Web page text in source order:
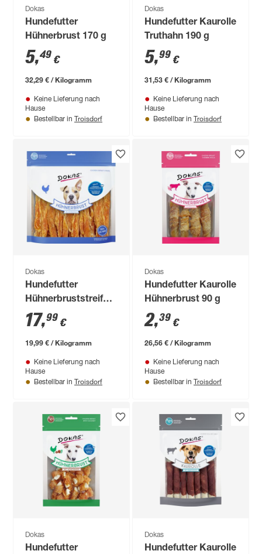
Dokas
Hundefutter
Hühnerbrust 170 g
5,49 €
32,29 € / Kilogramm
Keine Lieferung nach
Hause
Bestellbar in Troisdorf
Dokas
Hundefutter Kaurolle
Truthahn 190 g
5,99 €
31,53 € / Kilogramm
Keine Lieferung nach
Hause
Bestellbar in Troisdorf
Dokas
Hundefutter
Hühnerbruststreifen
900 g
17,99 €
19,99 € / Kilogramm
Keine Lieferung nach
Hause
Bestellbar in Troisdorf
Dokas
Hundefutter Kaurolle
Hühnerbrust 90 g
2,39 €
26,56 € / Kilogramm
Keine Lieferung nach
Hause
Bestellbar in Troisdorf
Dokas
Hundefutter
Dokas
Hundefutter Kaurolle